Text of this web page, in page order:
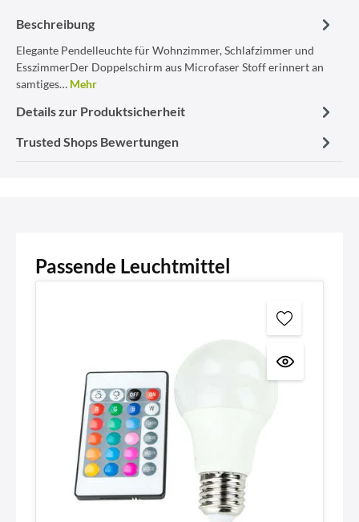
Beschreibung
Elegante Pendelleuchte für Wohnzimmer, Schlafzimmer und
EsszimmerDer Doppelschirm aus Microfaser Stoff erinnert an
samtiges… Mehr
Details zur Produktsicherheit
Trusted Shops Bewertungen
Passende Leuchtmittel